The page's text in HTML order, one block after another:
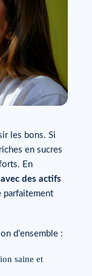
les bons. Si
en sucres
En
des actifs
parfaitement
d’ensemble :
saine et